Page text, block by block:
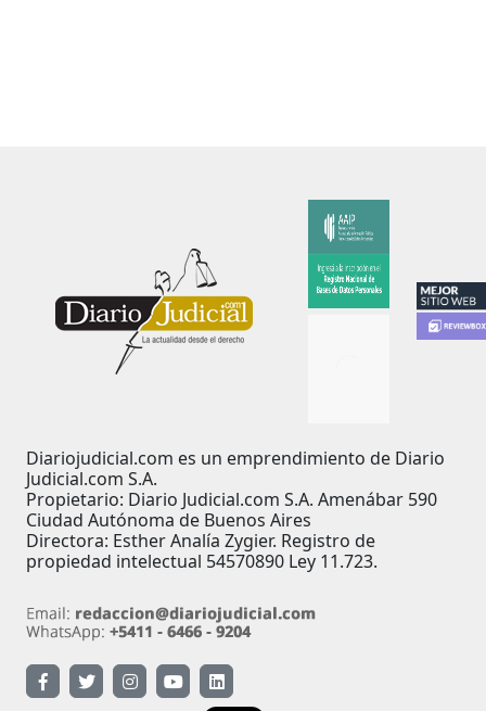
Diariojudicial.com es un emprendimiento de Diario
Judicial.com S.A.
Propietario: Diario Judicial.com S.A. Amenábar 590
Ciudad Autónoma de Buenos Aires
Directora: Esther Analía Zygier. Registro de
propiedad intelectual 54570890 Ley 11.723.